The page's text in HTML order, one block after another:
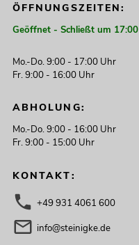
ÖFFNUNGSZEITEN:
Geöffnet - Schließt um 17:00
Mo.-Do. 9:00 - 17:00 Uhr
Fr. 9:00 - 16:00 Uhr
ABHOLUNG:
Mo.-Do. 9:00 - 16:00 Uhr
Fr. 9:00 - 15:00 Uhr
KONTAKT:
+49 931 4061 600
info@steinigke.de